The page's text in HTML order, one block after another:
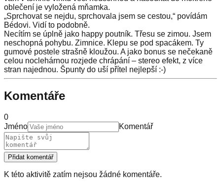
oblečení je vyložená mňamka.
„Sprchovat se nejdu, sprchovala jsem se cestou,“ povídám
Bédovi. Vidí to podobně.
Necítím se úplně jako happy poutník. Třesu se zimou. Jsem
neschopná pohybu. Zimnice. Klepu se pod spacákem. Ty
gumové postele strašně kloužou. A jako bonus se nečekaně
celou noclehárnou rozjede chrápání – stereo efekt, z více
stran najednou. Špunty do uší přítel nejlepší :-)
Komentáře
0
Jméno
Komentář
Přidat komentář
K této aktivitě zatím nejsou žádné komentáře.